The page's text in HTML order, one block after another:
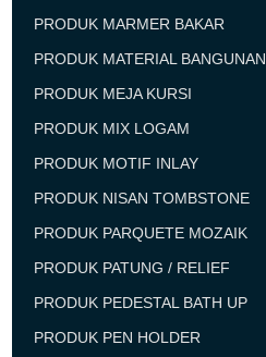
PRODUK MARMER BAKAR
PRODUK MATERIAL BANGUNAN
PRODUK MEJA KURSI
PRODUK MIX LOGAM
PRODUK MOTIF INLAY
PRODUK NISAN TOMBSTONE
PRODUK PARQUETE MOZAIK
PRODUK PATUNG / RELIEF
PRODUK PEDESTAL BATH UP
PRODUK PEN HOLDER